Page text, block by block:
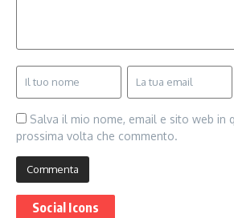
Salva il mio nome, email e sito web in
prossima volta che commento.
Social Icons